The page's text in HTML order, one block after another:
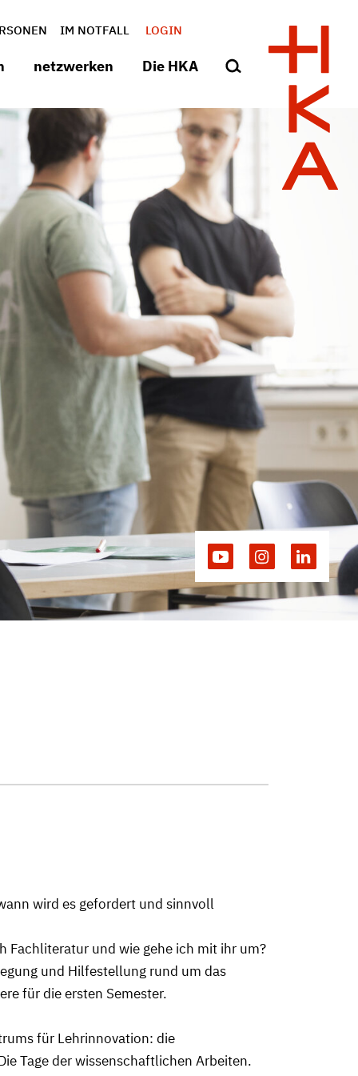
IM NOTFALL LOGIN
netzwerken Die HKA
wird es gefordert und sinnvoll
Fachliteratur und wie gehe ich mit ihr um?
und Hilfestellung rund um das
für die ersten Semester.
für Lehrinnovation: die
Tage der wissenschaftlichen Arbeiten.